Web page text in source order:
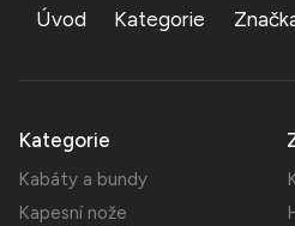
Úvod Kategorie
Kategorie
Kabáty a bundy
Kapesní nože